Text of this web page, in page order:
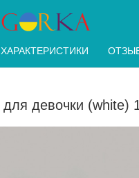
девочки (white)
ХАРАКТЕРИСТИКИ